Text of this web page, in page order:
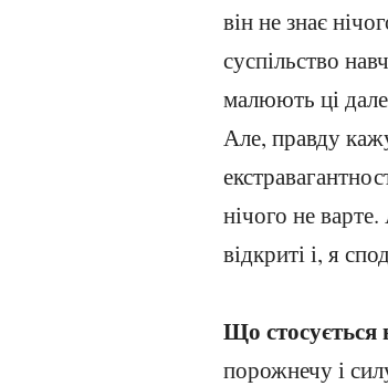
він не знає
суспільство
малюють ці
Але, правду
нічого не
відкриті і, я
Що
порожнечу і